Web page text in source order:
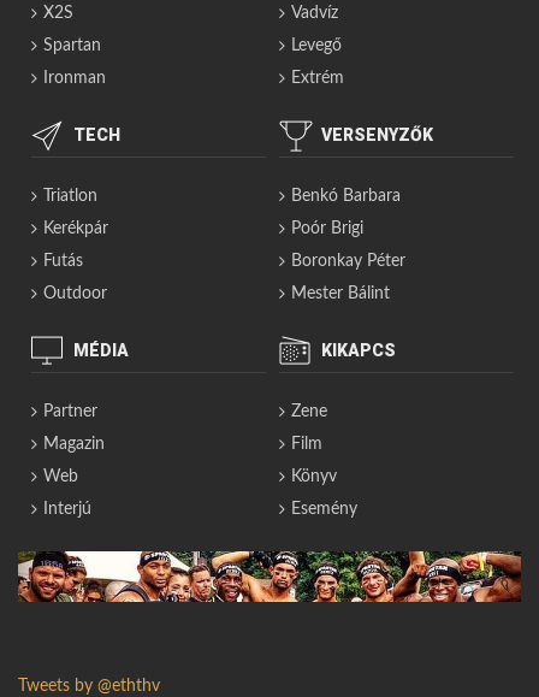
X2S
Spartan
Ironman
Vadvíz
Levegő
Extrém
TECH
Triatlon
Kerékpár
Futás
Outdoor
VERSENYZŐK
Benkó Barbara
Poór Brigi
Boronkay Péter
Mester Bálint
MÉDIA
Partner
Magazin
Web
Interjú
KIKAPCS
Zene
Film
Könyv
Esemény
Tweets by @eththv